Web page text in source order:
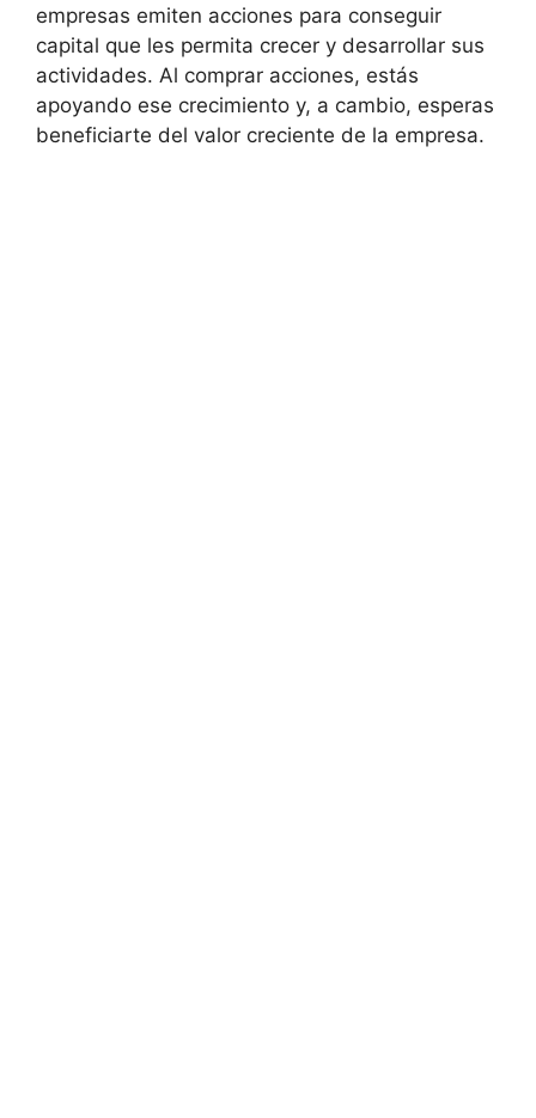
empresas emiten acciones para conseguir
capital que les permita crecer y desarrollar sus
actividades. Al comprar acciones, estás
apoyando ese crecimiento y, a cambio, esperas
beneficiarte del valor creciente de la empresa.